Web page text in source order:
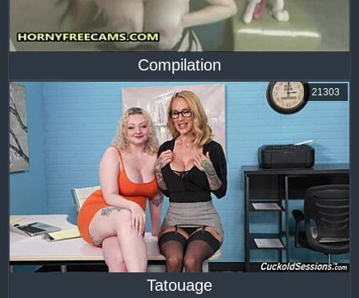
Compilation
21303
Tatouage